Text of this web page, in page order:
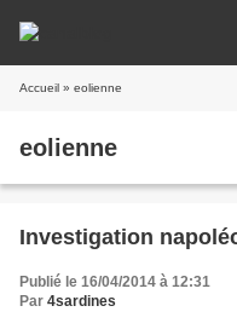
Accueil » eolienne
eolienne
Investigation
Publié le 16/04/2014 à 12:31
Par 4sardines